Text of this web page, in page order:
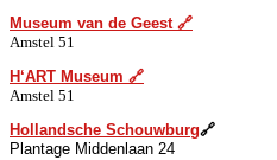
Museum van de Geest 🔗
Amstel 51
H‘ART Museum 🔗
Amstel 51
Hollandsche Schouwburg🔗
Plantage Middenlaan 24